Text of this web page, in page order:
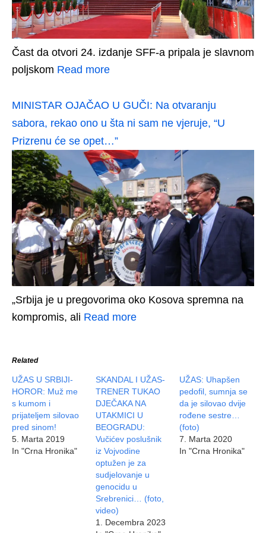
Čast da otvori 24. izdanje SFF-a pripala je slavnom
poljskom Read more
MINISTAR OJAČAO U GUČI: Na otvaranju
sabora, rekao ono u šta ni sam ne vjeruje, “U
Prizrenu će se opet…”
„Srbija je u pregovorima oko Kosova spremna na
kompromis, ali Read more
Related
UŽAS U SRBIJI-
HOROR: Muž me
s kumom i
prijateljem silovao
pred sinom!
5. Marta 2019
In "Crna Hronika"
SKANDAL I UŽAS-
TRENER TUKAO
DJEČAKA NA
UTAKMICI U
BEOGRADU:
Vučićev poslušnik
iz Vojvodine
optužen je za
sudjelovanje u
genocidu u
Srebrenici… (foto,
video)
1. Decembra 2023
UŽAS: Uhapšen
pedofil, sumnja se
da je silovao dvije
rođene sestre…
(foto)
7. Marta 2020
In "Crna Hronika"